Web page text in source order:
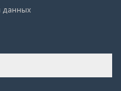
данных